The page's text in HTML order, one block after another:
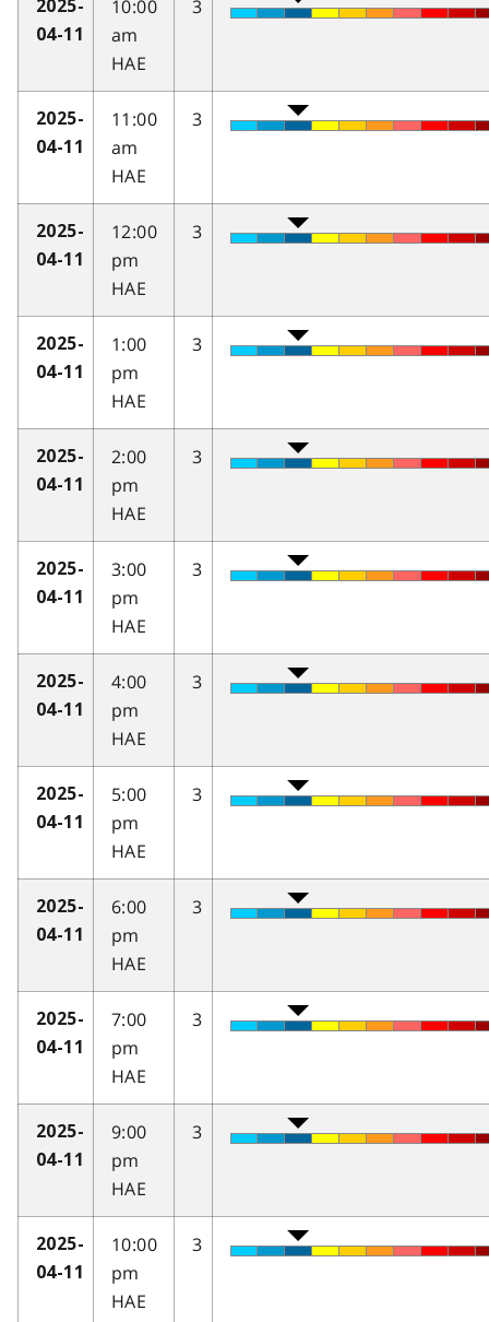
2025-
04-11
10:00
am
HAE
3
2025-
04-11
11:00
am
HAE
3
2025-
04-11
12:00
pm
HAE
3
2025-
04-11
1:00
pm
HAE
3
2025-
04-11
2:00
pm
HAE
3
2025-
04-11
3:00
pm
HAE
3
2025-
04-11
4:00
pm
HAE
3
2025-
04-11
5:00
pm
HAE
3
2025-
04-11
6:00
pm
HAE
3
2025-
04-11
7:00
pm
HAE
3
2025-
04-11
9:00
pm
HAE
3
2025-
04-11
10:00
pm
HAE
3